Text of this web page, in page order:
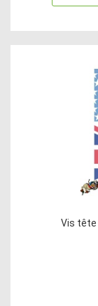
Vis tête